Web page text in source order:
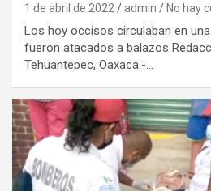
1 de abril de 2022 admin No hay
Los hoy occisos circulaban en
fueron atacados a balazos
Tehuantepec, Oaxaca.-…